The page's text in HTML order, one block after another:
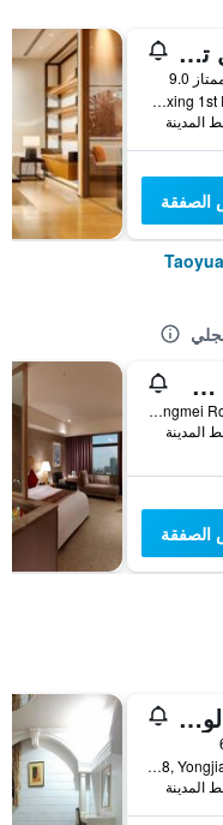
فولون هوتل تاويوان أيربورت أكسيس إم آر تي إيه8
9.0
No.2, Fuxing 1st Rd., Taoyuan City, تايوان
168 موتل - شونغلي
No. 160, Section 2, Zhongmei Road, Taoyuan City, تايوان
إيه 22 واي لو هوتل
No.98, Yongjia St, Taoyuan City, تايوان